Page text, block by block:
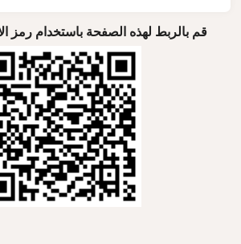
قم بالربط لهذه الصفحة باستخدام رمز